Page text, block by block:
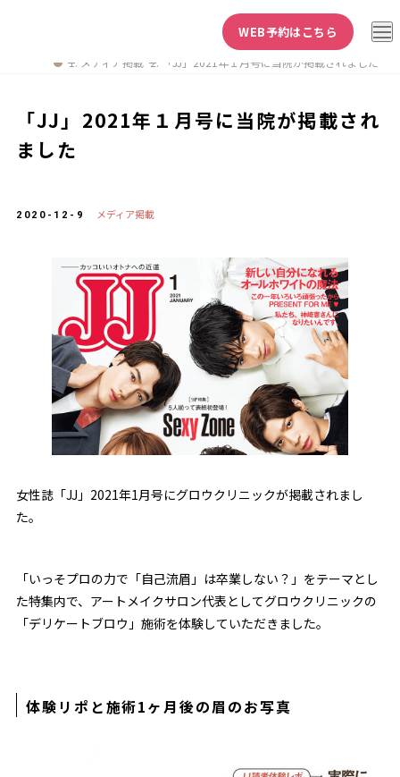
WEB予約はこちら
メディア掲載 「JJ」2021年１月号に当院が掲載されました
「JJ」2021年１月号に当院が掲載され
ました
2020-12-9 メディア掲載
女性誌「JJ」2021年1月号にグロウクリニックが掲載されまし
た。
「いっそプロの力で「自己流眉」は卒業しない？」をテーマとし
た特集内で、アートメイクサロン代表としてグロウクリニックの
「デリケートブロウ」施術を体験していただきました。
体験リポと施術1ヶ月後の眉のお写真